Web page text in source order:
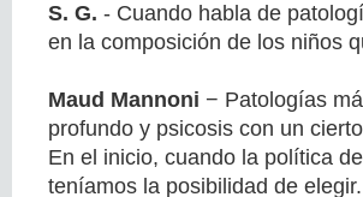
S. G. - Cuando habla de
en la composición de los niños
Maud Mannoni − Patologías
profundo y psicosis con un
En el inicio, cuando la política
teníamos la posibilidad de